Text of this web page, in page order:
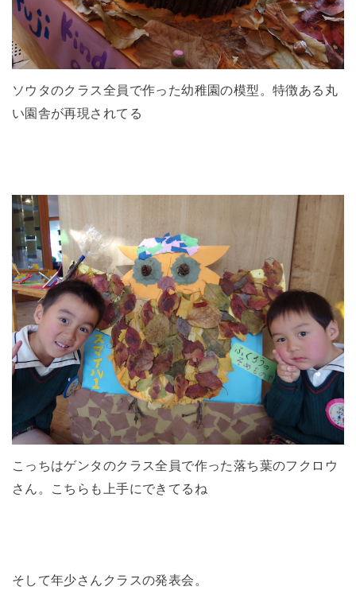
ソウタのクラス全員で作った幼稚園の模型。特徴ある丸
い園舎が再現されてる
こっちはゲンタのクラス全員で作った落ち葉のフクロウ
さん。こちらも上手にできてるね
そして年少さんクラスの発表会。